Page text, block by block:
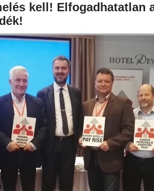
kell! Elfogadhatatlan